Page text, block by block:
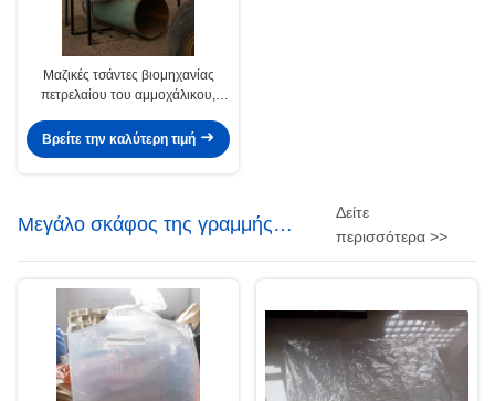
Μαζικές τσάντες βιομηχανίας
πετρελαίου του αμμοχάλικου,
Βρείτε την καλύτερη τιμή
Μεγάλο σκάφος της γραμμής
τσαντών
Δείτε
περισσότερα >>